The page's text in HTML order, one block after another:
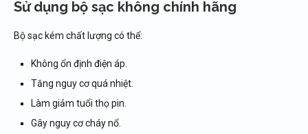
Sử dụng bộ sạc không chính hãng
Bộ sạc kém chất lượng có thể:
Không ổn định điện áp.
Tăng nguy cơ quá nhiệt.
Làm giảm tuổi thọ pin.
Gây nguy cơ cháy nổ.